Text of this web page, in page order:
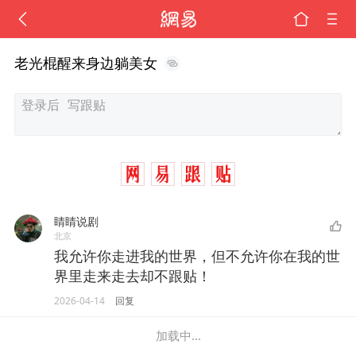
老光棍醒来身边躺美女
睛睛说剧
北京
我允许你走进我的世界，但不允许你在我的世
界里走来走去却不跟贴！
2026-04-14 回复
加载中...